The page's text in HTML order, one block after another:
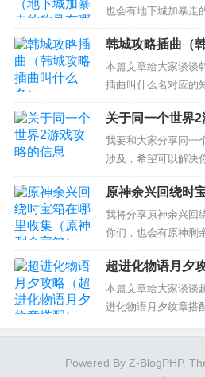
就攻略分享 隐藏成就
也会有地下城加暴走
以解决你们现在的问
地下城宝具解锁条件
备 3、暴走地下城苏
师怎么玩 魔法师宠物
下...
韩城攻略插曲（
本篇文章给大家谈谈
插曲叫什么名对应的
助，不要忘了收藏本
影韩城攻略中所有的
攻略 一插曲歌词 电
年,这一天韩城攻略主
20--%...
关于同一个世界
我要和大家分享同一
涉及，希望可以解决
览： 1、《两个世界
不过！ 2、世界2机
两个世界2物品存放
fe2的攻略。 5、第二
原神余兴回绕时
余宝箱）
我将分享原神余兴回
你们，也会有原神剩
你们现在的问题！
箱多少个 2、原神新
神雪山12个风之微粒
什么有关? 原神须弥
超进化物语月夕
章搭配）
本篇文章给大家谈谈
进化物语月夕纹章搭
有所帮助，不要忘
1、超进化物语月夕
获得 2、超进化物语
Powered By Z-BlogPHP.